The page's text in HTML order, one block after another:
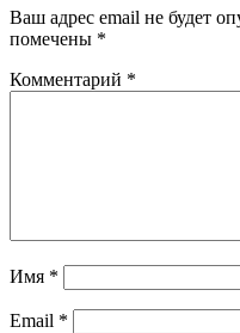
Ваш адрес email не будет
помечены *
Комментарий *
Имя *
Email *